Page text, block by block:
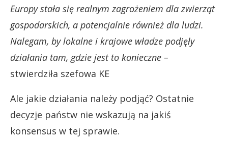
Europy stała się realnym zagrożeniem dla zwierząt
gospodarskich, a potencjalnie również dla ludzi.
Nalegam, by lokalne i krajowe władze podjęły
działania tam, gdzie jest to konieczne –
stwierdziła szefowa KE
Ale jakie działania należy podjąć? Ostatnie
decyzje państw nie wskazują na jakiś
konsensus w tej sprawie.